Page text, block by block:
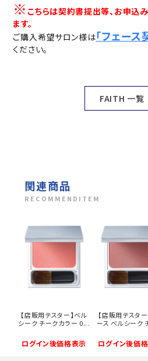
※ こちらは契約書提出等、お申込
ます。
ご購入希望サロン様は「フェース
ください。
FAITH 一
関連商品
RECOMMENDITEM
【店販用テスター】ベル
シーク チークカラー 0...
ログイン後価格表示
【店販用テスター
ース ベルシーク
ログイン後価